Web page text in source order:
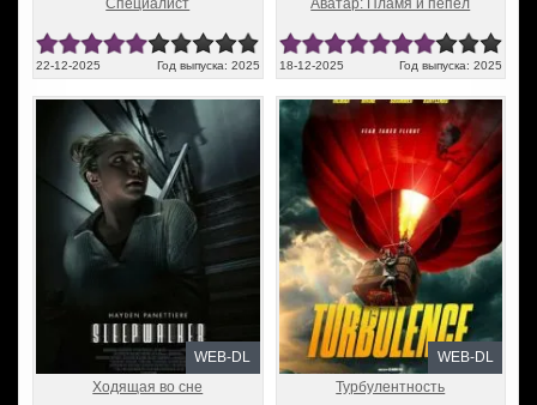
Специалист
22-12-2025 Год выпуска: 2025
Аватар: Пламя и пепел
18-12-2025 Год выпуска: 2025
WEB-DL
Ходящая во сне
WEB-DL
Турбулентность